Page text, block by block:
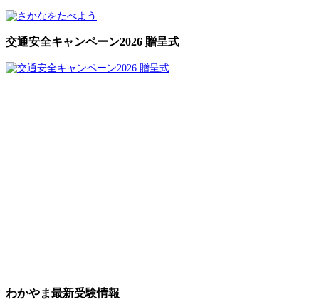
交通安全キャンペーン2026 贈呈式
わかやま最新受験情報